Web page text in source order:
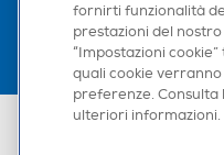
Euronics Italia SpA. Sede
fornirti funzionalità
prestazioni del
“Impostazioni
quali cookie
preferenze. Consulta
ulteriori informazioni.